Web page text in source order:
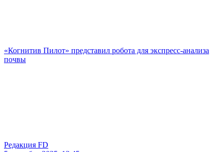
«Когнитив Пилот» представил робота для экспресс-анализа
почвы
Редакция FD